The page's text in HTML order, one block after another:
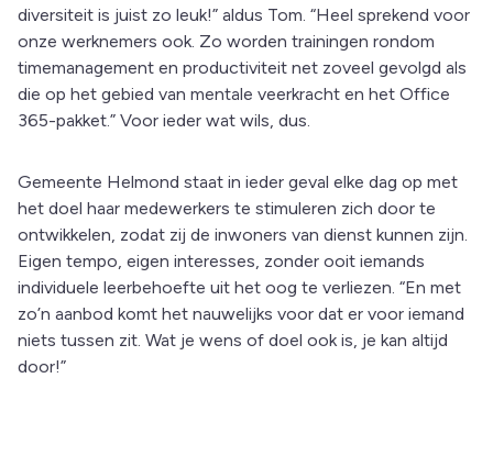
diversiteit is juist zo leuk!” aldus Tom. “Heel sprekend voor
onze werknemers ook. Zo worden trainingen rondom
timemanagement en productiviteit net zoveel gevolgd als
die op het gebied van mentale veerkracht en het Office
365-pakket.” Voor ieder wat wils, dus.
Gemeente Helmond staat in ieder geval elke dag op met
het doel haar medewerkers te stimuleren zich door te
ontwikkelen, zodat zij de inwoners van dienst kunnen zijn.
Eigen tempo, eigen interesses, zonder ooit iemands
individuele leerbehoefte uit het oog te verliezen. “En met
zo’n aanbod komt het nauwelijks voor dat er voor iemand
niets tussen zit. Wat je wens of doel ook is, je kan altijd
door!”